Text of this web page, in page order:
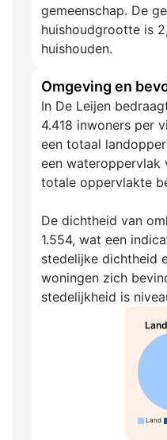
gemeenschap. De
huishoudgrootte is
huishouden.
Omgeving en
In De Leijen
4.418 inwoners per
een totaal
een wateroppervlak
totale oppervlakte
De dichtheid van
1.554, wat een
stedelijke dichtheid
woningen zich
stedelijkheid is
Land